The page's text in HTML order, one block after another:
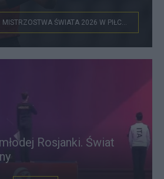
MISTRZOSTWA ŚWIATA 2026 W PIŁCE NOŻNEJ
Rosjanki. Świat